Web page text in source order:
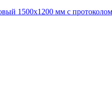
1500х1200 мм с